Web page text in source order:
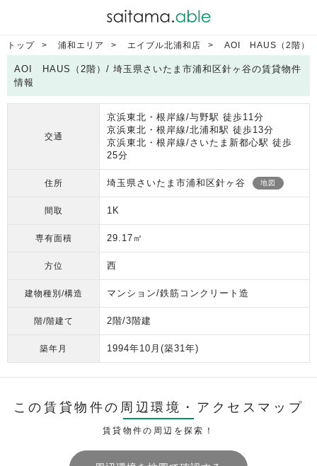
トップ 浦和エリア エイブル北浦和店 AOI HAUS（2階）
AOI HAUS（2階）/ 埼玉県さいたま市浦和区針ヶ谷の賃貸物件
情報
交通
京浜東北・根岸線/与野駅 徒歩11分
京浜東北・根岸線/北浦和駅 徒歩13分
京浜東北・根岸線/さいたま新都心駅 徒歩
25分
住所 埼玉県さいたま市浦和区針ヶ谷 地図
間取 1K
専有面積 29.17㎡
方位 西
建物種別/構造 マンション/鉄筋コンクリート造
階/階建て 2階/3階建
築年月 1994年10月 (築31年)
この賃貸物件の周辺環境・ アクセスマップ
賃貸物件の周辺を探索！